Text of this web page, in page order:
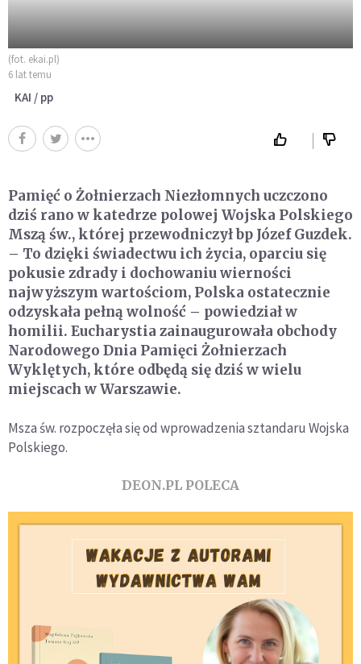
(fot. ekai.pl)
6 lat temu
KAI / pp
Pamięć o Żołnierzach Niezłomnych uczczono
dziś rano w katedrze polowej Wojska Polskiego
Mszą św., której przewodniczył bp Józef Guzdek.
– To dzięki świadectwu ich życia, oparciu się
pokusie zdrady i dochowaniu wierności
najwyższym wartościom, Polska ostatecznie
odzyskała pełną wolność – powiedział w
homilii. Eucharystia zainaugurowała obchody
Narodowego Dnia Pamięci Żołnierzach
Wyklętych, które odbędą się dziś w wielu
miejscach w Warszawie.
Msza św. rozpoczęła się od wprowadzenia sztandaru Wojska
Polskiego.
DEON.PL POLECA